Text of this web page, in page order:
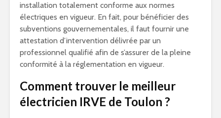
installation totalement conforme aux normes
électriques en vigueur. En fait, pour bénéficier des
subventions gouvernementales, il faut fournir une
attestation d’intervention délivrée par un
professionnel qualifié afin de s’assurer de la pleine
conformité à la réglementation en vigueur.
Comment trouver le meilleur
électricien IRVE de Toulon ?